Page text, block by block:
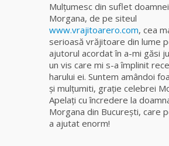
Mulţumesc din suflet
Morgana, de pe siteul
www.vrajitoarero.com, cea
serioasă vrăjitoare din lume
ajutorul acordat în a-mi găsi
un vis care mi s-a împlinit
harului ei. Suntem amândoi
şi mulţumiti, graţie celebrei
Apelaţi cu încredere la
Morgana din București, care
a ajutat enorm!